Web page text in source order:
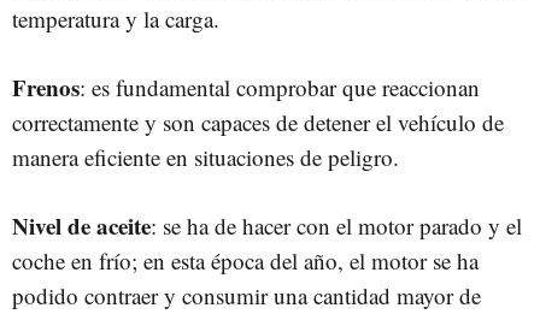
temperatura y la carga.
Frenos: es fundamental comprobar que reaccionan
correctamente y son capaces de detener el vehículo de
manera eficiente en situaciones de peligro.
Nivel de aceite: se ha de hacer con el motor parado y el
coche en frío; en esta época del año, el motor se ha
podido contraer y consumir una cantidad mayor de